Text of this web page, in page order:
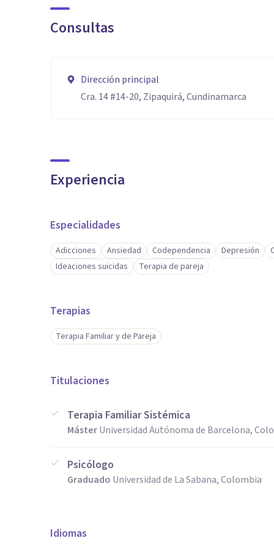
Consultas
Dirección principal
Cra. 14 #14-20, Zipaquirá, Cundinamarca
Experiencia
Especialidades
Adicciones Ansiedad Codependencia Depresión
Ideaciones suicidas
Terapia de pareja
Terapias
Terapia Familiar y de Pareja
Titulaciones
Terapia Familiar Sistémica
MásterUniversidad Autónoma de Barcelona,
Psicólogo
Graduado Universidad de La Sabana, Colombia
Idiomas